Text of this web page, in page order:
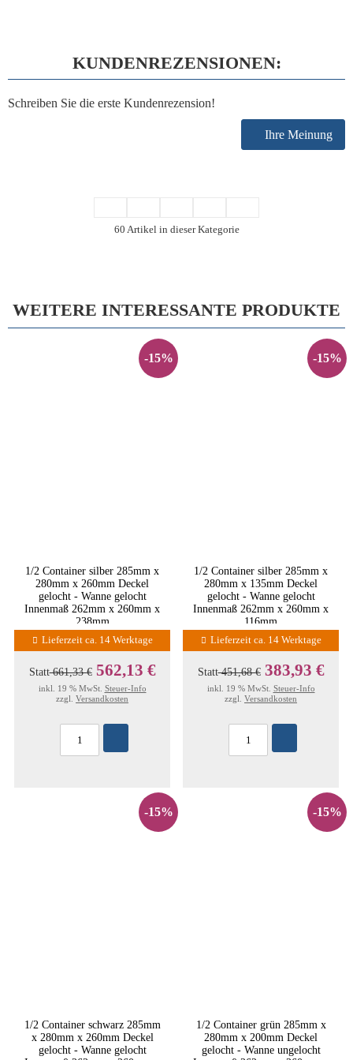
KUNDENREZENSIONEN:
Schreiben Sie die erste Kundenrezension!
Ihre Meinung
60 Artikel in dieser Kategorie
WEITERE INTERESSANTE PRODUKTE
-15%
1/2 Container silber 285mm x
280mm x 260mm Deckel
gelocht - Wanne gelocht
Innenmaß 262mm x 260mm x
238mm
Lieferzeit ca. 14 Werktage
Statt661,33 € 562,13 €
inkl. 19 % MwSt. Steuer-Info
zzgl. Versandkosten
-15%
1/2 Container silber 285mm x
280mm x 135mm Deckel
gelocht - Wanne gelocht
Innenmaß 262mm x 260mm x
116mm
Lieferzeit ca. 14 Werktage
Statt451,68 € 383,93 €
inkl. 19 % MwSt. Steuer-Info
zzgl. Versandkosten
-15%
1/2 Container schwarz 285mm
x 280mm x 260mm Deckel
gelocht - Wanne gelocht
-15%
1/2 Container grün 285mm x
280mm x 200mm Deckel
gelocht - Wanne ungelocht